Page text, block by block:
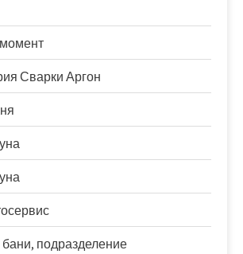
Сварки Аргон
подразделение